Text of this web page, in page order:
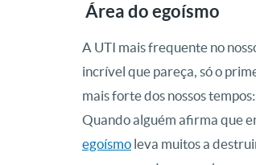
Área do egoísmo
A UTI mais frequente no
incrível que pareça, só o
mais forte dos nossos
Quando alguém afirma que
egoísmo leva muitos a